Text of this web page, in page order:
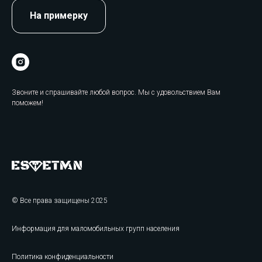
На примерку
Звоните и спрашивайте любой вопрос. Мы с удовольствием Вам
поможем!
© Все права защищены 2025
Информация для маломобильных групп населения
Политика конфиденциальности